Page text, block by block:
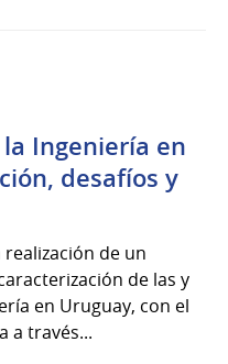
Ingeniería en
desafíos y
de un
de las y
en Uruguay, con el
a través...